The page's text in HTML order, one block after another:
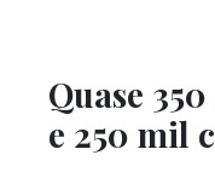
Quase
e 250 mil